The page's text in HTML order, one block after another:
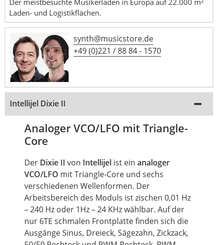
Der meistbesuchte Musikerladen in Europa auf 22.000 m²
Laden- und Logistikflächen.
synth@musicstore.de
+49 (0)221 / 88 84 - 1570
Intellijel Dixie II
Analoger VCO/LFO mit Triangle-
Core
Der Dixie II von Intellijel ist ein analoger
VCO/LFO mit Triangle-Core und sechs
verschiedenen Wellenformen. Der
Arbeitsbereich des Moduls ist zischen 0,01 Hz
– 240 Hz oder 1Hz – 24 KHz wählbar. Auf der
nur 6TE schmalen Frontplatte finden sich die
Ausgänge Sinus, Dreieck, Sägezahn, Zickzack,